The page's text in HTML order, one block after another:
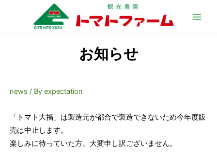
お知らせ
news / By expectation
「トマト大福」は製造元が都合で製造できないため今年度販
売は中止します。
楽しみに待っていた方、大変申し訳ございません。